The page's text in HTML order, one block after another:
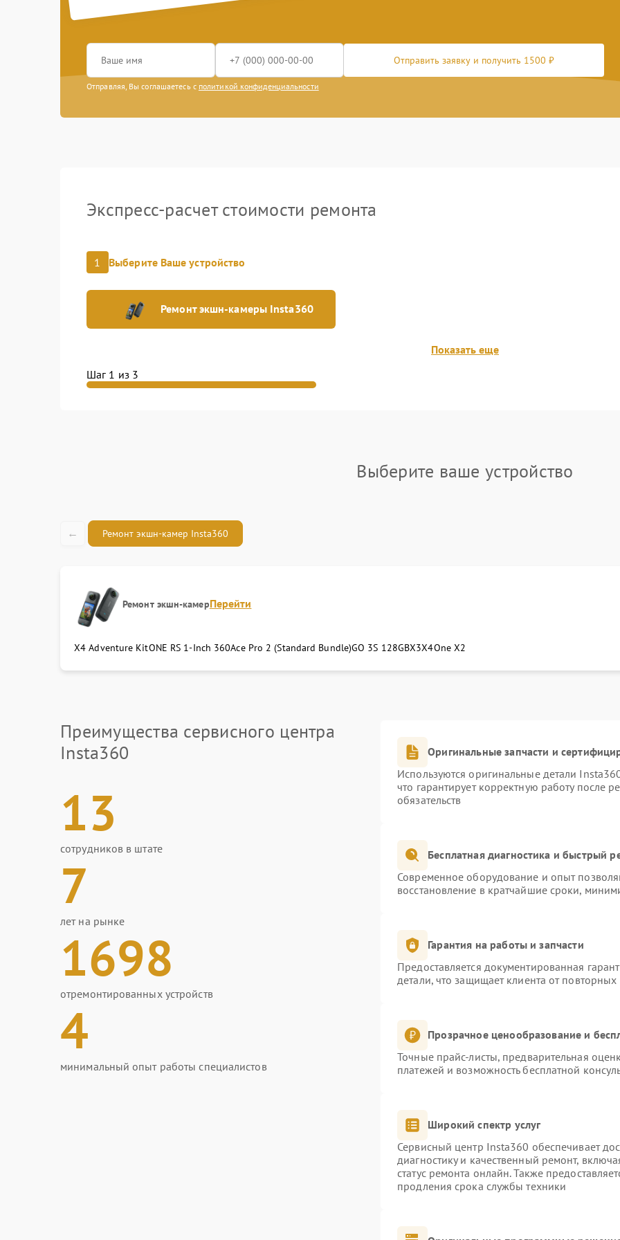
Отправить заявку и получить 1500 ₽
Отправляя, Вы соглашаетесь с политикой конфиденциальности
Экспресс-расчет стоимости ремонта
1 Выберите Ваше устройство
Ремонт экшн-камеры Insta360
Показать еще
Шаг 1 из 3
Выберите ваше устройство
← Ремонт экшн-камер Insta360
Ремонт экшн-камерПерейти
X4 Adventure KitONE RS 1-Inch 360Ace Pro 2 (Standard Bundle)GO 3S 128GBX3X4One X2
Преимущества сервисного центра
Insta360
13
сотрудников в штате
7
лет на рынке
1698
отремонтированных устройств
4
минимальный опыт работы специалистов
Оригинальные запчасти и
Используются оригинальные детали
что гарантирует корректную работу после
обязательств
Бесплатная диагностика и быстрый
Современное оборудование и опыт
восстановление в кратчайшие сроки,
Гарантия на работы и запчасти
Предоставляется документированная
детали, что защищает клиента от
Прозрачное ценообразование и
Точные прайс-листы, предварительная
платежей и возможность бесплатной
Широкий спектр услуг
Сервисный центр Insta360 обеспечивает
диагностику и качественный ремонт,
статус ремонта онлайн. Также
продления срока службы техники